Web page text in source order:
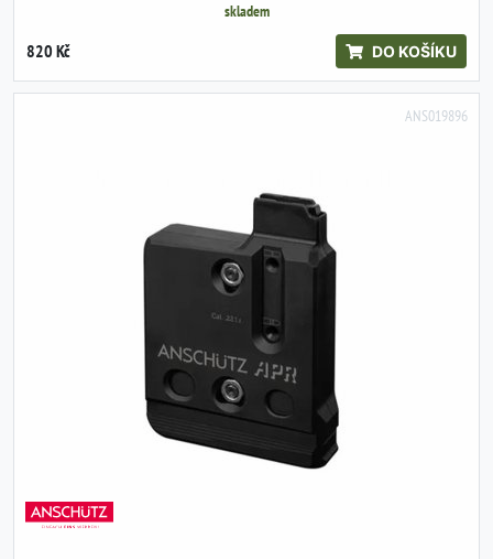
skladem
820 Kč DO KOŠÍKU
ANS019896